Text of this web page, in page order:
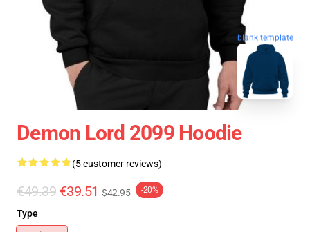
blank template
Demon Lord 2099 Hoodie
(5 customer reviews)
€49.39 €39.51 $42.95 -20%
Type